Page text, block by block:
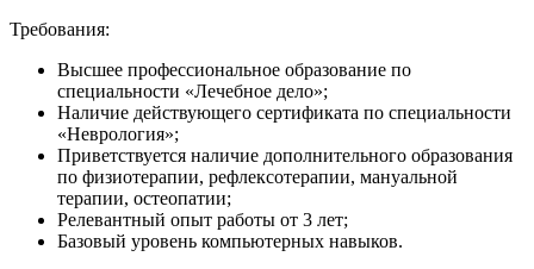
Требования:
Высшее профессиональное образование по
специальности «Лечебное дело»;
Наличие действующего сертификата по специальности
«Неврология»;
Приветствуется наличие дополнительного образования
по физиотерапии, рефлексотерапии, мануальной
терапии, остеопатии;
Релевантный опыт работы от 3 лет;
Базовый уровень компьютерных навыков.